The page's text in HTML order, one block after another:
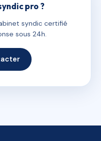
pro ?
syndic certifié
sous 24h.